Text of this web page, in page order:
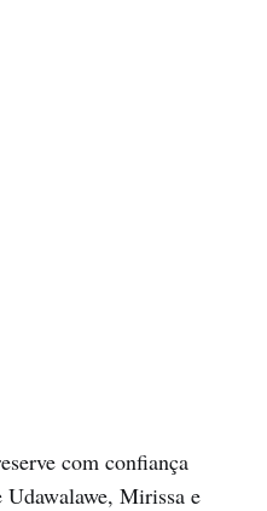
com confiança
Mirissa e